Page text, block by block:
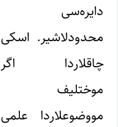
دایره‌سی
محدودلاشیر. اسکی
چاقلاردا اگر
موختلیف
مووضوعلاردا علمی